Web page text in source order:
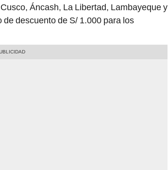
Áncash, La Libertad, Lambayeque y
de descuento de S/ 1.000 para los